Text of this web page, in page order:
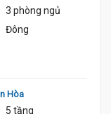
3 phòng ngủ
Đông
Hòa
5 tầng